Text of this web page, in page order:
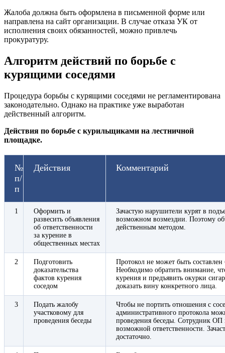
Жалоба должна быть оформлена в письменной форме или
направлена на сайт организации. В случае отказа УК от
исполнения своих обязанностей, можно привлечь
прокуратуру.
Алгоритм действий по борьбе с
курящими соседями
Процедура борьбы с курящими соседями не регламентирована
законодательно. Однако на практике уже выработан
действенный алгоритм.
Действия по борьбе с курильщиками на лестничной
площадке.
№
п/
п
Действия Комментарий
1
Оформить и
развесить объявления
об ответственности
за курение в
общественных местах
Зачастую нарушители курят в
возможном возмездии. Поэтому
действенным методом.
2
Подготовить
доказательства
фактов курения
соседом
Протокол не может быть составлен
Необходимо обратить внимание,
курения и предъявить окурки
доказать вину конкретного лица.
3
Подать жалобу
участковому для
проведения беседы
Чтобы не портить отношения с
административного протокола
проведения беседы. Сотрудник ОП
возможной ответственности.
достаточно.